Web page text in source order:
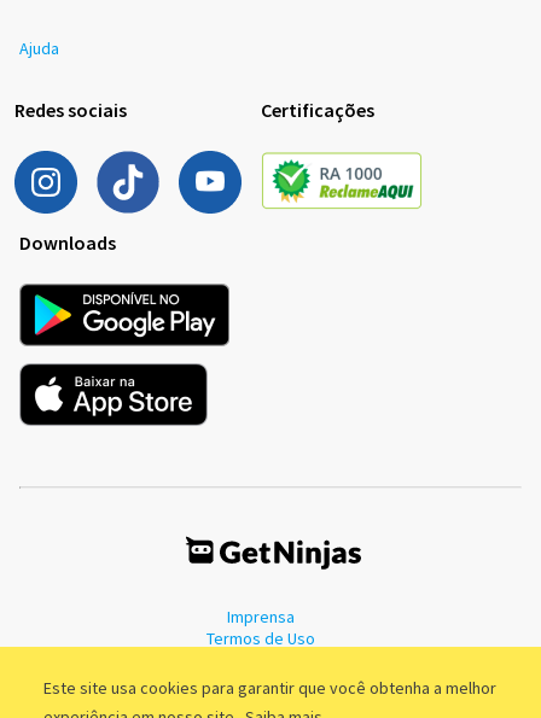
Este site usa cookies para garantir que você obtenha a melhor
Ajuda
Redes sociais Certificações
Downloads
Imprensa
Termos de Uso